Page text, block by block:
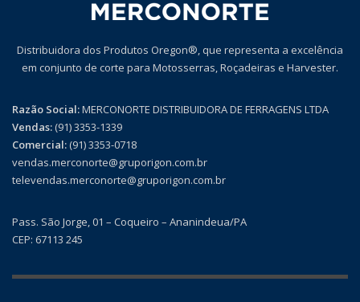
Distribuidora dos Produtos Oregon®, que representa a excelência
em conjunto de corte para Motosserras, Roçadeiras e Harvester.
Razão Social:MERCONORTE DISTRIBUIDORA DE FERRAGENS LTDA
Vendas:(91) 3353-1339
Comercial:(91) 3353-0718
vendas.merconorte@gruporigon.com.br
televendas.merconorte@gruporigon.com.br
Pass. São Jorge, 01 – Coqueiro – Ananindeua/PA
CEP: 67113 245